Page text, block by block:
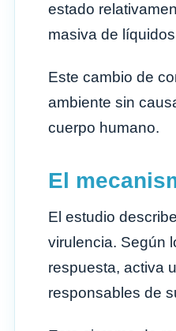
estado
masiva de
Este cambio de
ambiente sin
cuerpo humano.
El
El estudio
virulencia. Según
respuesta, activa
responsables de